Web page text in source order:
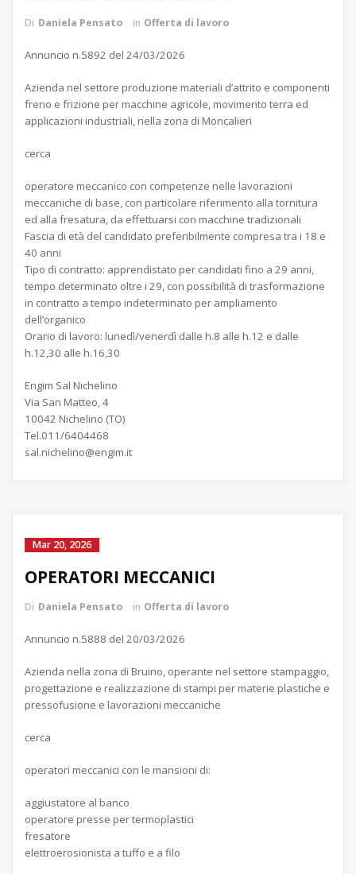
Di Daniela Pensato in Offerta di lavoro
Annuncio n.5892 del 24/03/2026
Azienda nel settore produzione materiali d’attrito e componenti
freno e frizione per macchine agricole, movimento terra ed
applicazioni industriali, nella zona di Moncalieri
cerca
operatore meccanico con competenze nelle lavorazioni
meccaniche di base, con particolare riferimento alla tornitura
ed alla fresatura, da effettuarsi con macchine tradizionali
Fascia di età del candidato preferibilmente compresa tra i 18 e
40 anni
Tipo di contratto: apprendistato per candidati fino a 29 anni,
tempo determinato oltre i 29, con possibilità di trasformazione
in contratto a tempo indeterminato per ampliamento
dell’organico
Orario di lavoro: lunedì/venerdì dalle h.8 alle h.12 e dalle
h.12,30 alle h.16,30
Engim Sal Nichelino
Via San Matteo, 4
10042 Nichelino (TO)
Tel.011/6404468
sal.nichelino@engim.it
Mar 20, 2026
OPERATORI MECCANICI
Di Daniela Pensato in Offerta di lavoro
Annuncio n.5888 del 20/03/2026
Azienda nella zona di Bruino, operante nel settore stampaggio,
progettazione e realizzazione di stampi per materie plastiche e
pressofusione e lavorazioni meccaniche
cerca
operatori meccanici con le mansioni di:
aggiustatore al banco
operatore presse per termoplastici
fresatore
elettroerosionista a tuffo e a filo